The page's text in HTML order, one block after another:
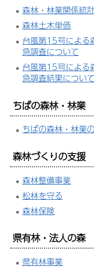
森林・林業関係統
森林土木単価
台風第15号による
急調査について
台風第15号による
急調査結果について
ちばの森林・林業
ちばの森林・林業
森林づくりの支援
森林整備事業
松林を守る
森林保険
県有林・法人の森
県有林事業